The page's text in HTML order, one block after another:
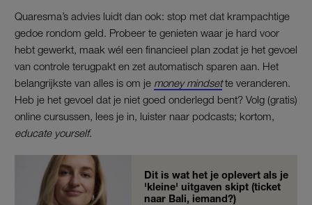
Quaresma’s advies luidt dan ook: stop met dat krampachtige
gedoe rondom geld. Probeer te genieten waar je hard voor
hebt gewerkt, maak wél een financieel plan zodat je het gevoel
van controle terugpakt en zet automatisch sparen aan. Het
belangrijkste van alles is om je money mindsette veranderen.
Heb je het gevoel dat je niet goed onderlegd bent? Volg (gratis)
online cursussen, lees je in, luister naar podcasts; kortom,
educate yourself.
Dit is wat het je oplevert als je
'kleine' uitgaven skipt (ticket
naar Bali, iemand?)